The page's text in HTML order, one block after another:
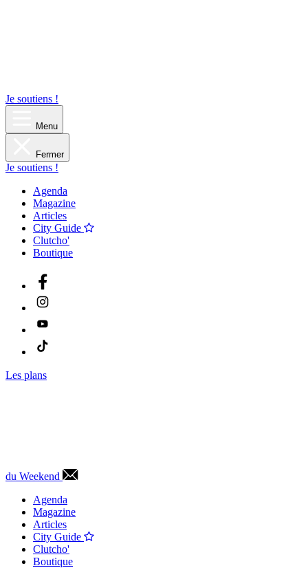
Je soutiens !
Menu
Fermer
Je soutiens !
Agenda
Magazine
Articles
City Guide
Clutcho'
Boutique
Les plans
du Weekend
Agenda
Magazine
Articles
City Guide
Clutcho'
Boutique